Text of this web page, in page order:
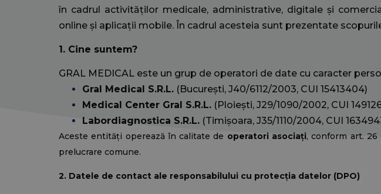
în cadrul activităților medicale, administrative, digitale și
online și aplicații mobile. În cadrul acesteia sunt prezentate
1. Cine suntem?
GRAL MEDICAL este un grup de operatori de date cu caracter
Gral Medical S.R.L. (București, J40/6112/2003, CUI 15413404)
Medical Center Gral S.R.L. (Ploiești, J29/1090/2002, CUI
Labordiagnostica S.R.L. (Timișoara, J35/1110/2004, CUI
Aceste entități operează în calitate de operatori asociați, conform art.
prelucrare comune.
2. Datele de contact ale responsabilului cu protecția datelor (DPO)